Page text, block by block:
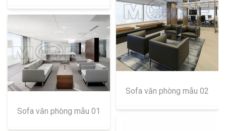
Sofa văn phòng mẫu 02
Sofa văn phòng mẫu 01